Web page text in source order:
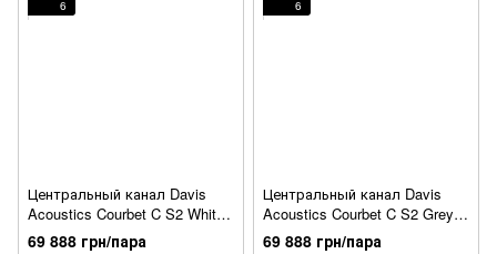
6
Центральный канал Davis
Acoustics Courbet C S2 White
High Gloss
69 888 грн/пара
6
Центральный канал Davis
Acoustics Courbet C S2 Grey
High Gloss
69 888 грн/пара